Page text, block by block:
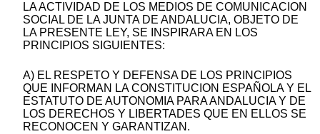
LA ACTIVIDAD DE LOS MEDIOS DE COMUNICACION
SOCIAL DE LA JUNTA DE ANDALUCIA, OBJETO DE
LA PRESENTE LEY, SE INSPIRARA EN LOS
PRINCIPIOS SIGUIENTES:
A) EL RESPETO Y DEFENSA DE LOS PRINCIPIOS
QUE INFORMAN LA CONSTITUCION ESPAÑOLA Y EL
ESTATUTO DE AUTONOMIA PARA ANDALUCIA Y DE
LOS DERECHOS Y LIBERTADES QUE EN ELLOS SE
RECONOCEN Y GARANTIZAN.